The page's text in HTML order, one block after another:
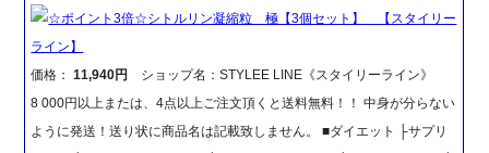
☆ポイント3倍☆シトルリン凝縮粒 極【3個セット】 【スタイリー
ライン】
価格：11,940円
ショップ名：STYLEE LINE《スタイリーライン》
8 000円以上または、4点以上ご注文頂くと送料無料！！ 中身が分らない
ように発送！送り状に商品名は記載致しません。 ■ダイエット ├サプリ